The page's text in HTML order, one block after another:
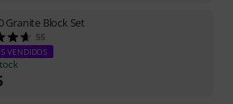
Granite Block Set
55
VENDIDOS